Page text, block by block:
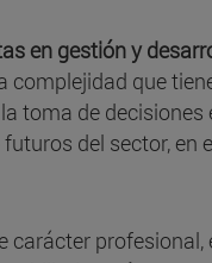
en gestión y
complejidad que
toma de
del sector, en
carácter